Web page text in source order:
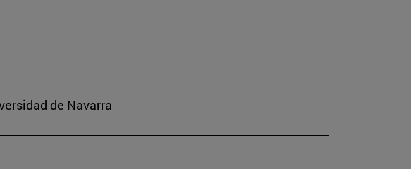
de Navarra